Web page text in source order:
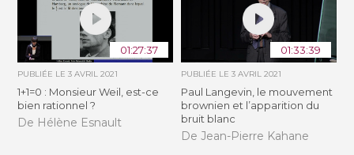
01:27:37
PUBLIÉE LE3 AVRIL 2021
1+1=0 : Monsieur Weil, est-ce
bien rationnel ?
De Hélène Esnault
01:33:39
PUBLIÉE LE 3 AVRIL 2021
Paul Langevin, le mouvement
brownien et l’apparition du
bruit blanc
De Jean-Pierre Kahane